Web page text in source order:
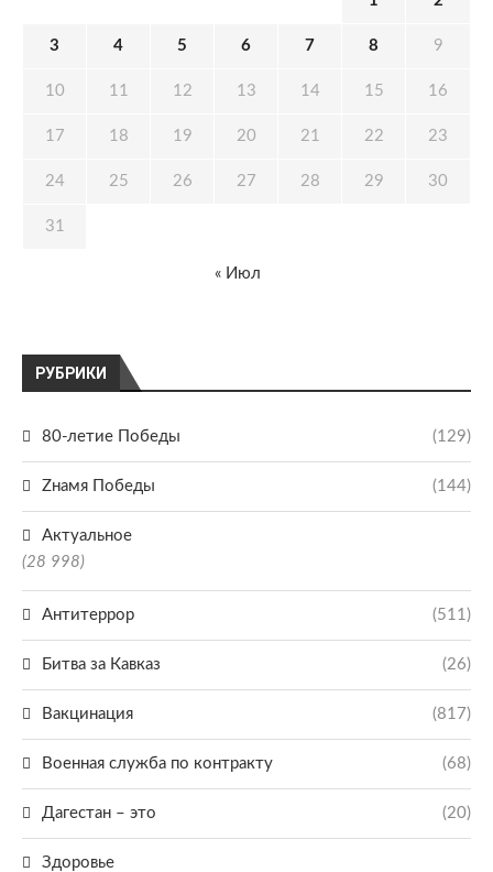
РУБРИКИ
80-летие Победы (129)
Zнамя Победы (144)
Актуальное
(28 998)
Антитеррор (511)
Битва за Кавказ (26)
Вакцинация (817)
Военная служба по контракту (68)
Дагестан – это (20)
Здоровье
3 4 5 6 7 8 9
10 11 12 13 14 15 16
17 18 19 20 21 22 23
24 25 26 27 28 29 30
31
« Июл